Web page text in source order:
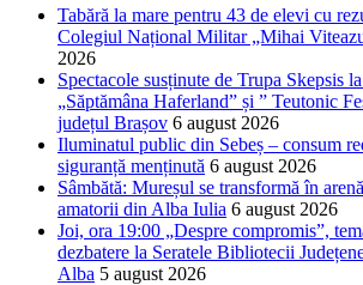
Tabără la mare pentru 43 de elevi cu
Colegiul Național Militar „Mihai
2026
Spectacole susținute de Trupa Skepsis
„Săptămâna Haferland” și ” Teutonic
județul Brașov 6 august 2026
Iluminatul public din Sebeș – consum
siguranță menținută 6 august 2026
Sâmbătă: Mureșul se transformă în
amatorii din Alba Iulia 6 august 2026
Joi, ora 19:00 „Despre compromis”,
dezbatere la Seratele Bibliotecii
Alba 5 august 2026